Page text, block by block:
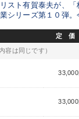
スト有賀泰夫が、
シリーズ第１０弾。
定 価
容は同じです）
33,000
33,000